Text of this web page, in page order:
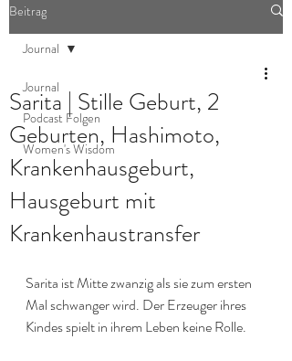
Beitrag
Journal
Podcast Folgen
Women's Wisdom
Journal
Sarita | Stille Geburt, 2
Geburten, Hashimoto,
Krankenhausgeburt,
Hausgeburt mit
Krankenhaustransfer
Sarita ist Mitte zwanzig als sie zum ersten
Mal schwanger wird. Der Erzeuger ihres
Kindes spielt in ihrem Leben keine Rolle.